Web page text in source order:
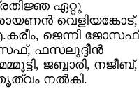
ഏറ്റു
വെളിയങ്കോട്,
ജെന്നി
ഫസലുദ്ദീന്‍
ജബ്ബാരി, നജീബ്,
നല്‍കി.